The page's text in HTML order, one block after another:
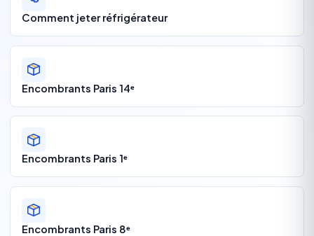
Comment jeter réfrigérateur
Encombrants Paris 14ᵉ
Encombrants Paris 1ᵉ
Encombrants Paris 8ᵉ